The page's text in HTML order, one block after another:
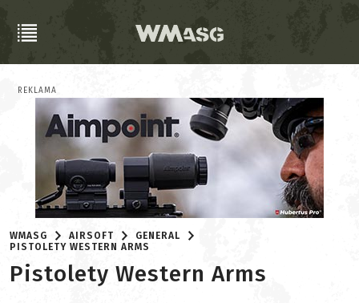
REKLAMA
WMASG AIRSOFT
GENERAL
PISTOLETY WESTERN ARMS
Pistolety Western Arms